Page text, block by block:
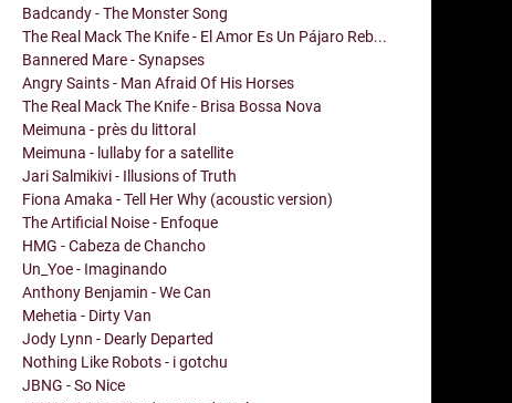
Badcandy - The Monster Song
The Real Mack The Knife - El Amor Es Un Pájaro Reb...
Bannered Mare - Synapses
Angry Saints - Man Afraid Of His Horses
The Real Mack The Knife - Brisa Bossa Nova
Meimuna - près du littoral
Meimuna - lullaby for a satellite
Jari Salmikivi - Illusions of Truth
Fiona Amaka - Tell Her Why (acoustic version)
The Artificial Noise - Enfoque
HMG - Cabeza de Chancho
Un_Yoe - Imaginando
Anthony Benjamin - We Can
Mehetia - Dirty Van
Jody Lynn - Dearly Departed
Nothing Like Robots - i gotchu
JBNG - So Nice